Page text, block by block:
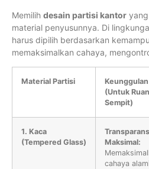
Memilih desain partisi kantor
material penyusunnya. Di
harus dipilih berdasarkan
memaksimalkan cahaya,
Material Partisi
Keunggulan
(Untuk
Sempit)
1. Kaca
(Tempered Glass)
Maksimal:
cahaya